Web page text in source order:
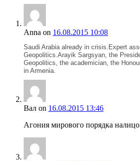
Anna on 16.08.2015 10:08
Saudi Arabia already in crisis.Expert
Geopolitics.Arayik Sargsyan, the
Geopolitics, the academician, the
in Armenia.
Вал on 16.08.2015 13:46
Агония мирового порядка